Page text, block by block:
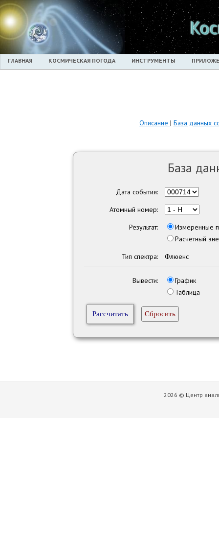
ГЛАВНАЯ КОСМИЧЕСКАЯ ПОГОДА ИНСТРУМЕНТЫ
Описание | База данных
База
Дата события:
Атомный номер:
Результат:
Измеренные
Расчетный
Тип спектра:
Флюенс
Вывести:
График
Таблица
2026 © Центр